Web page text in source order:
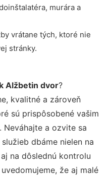
murára a
vrátane tých, ktoré nie
stránky.
Alžbetin dvor?
kvalitné a zároveň
sú prispôsobené vašim
Neváhajte a ozvite sa
dbáme nielen na
na dôslednú kontrolu
že aj malé